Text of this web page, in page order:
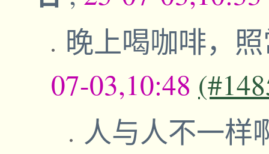
晚上喝咖啡，
07-03,10:48
人与人不一样